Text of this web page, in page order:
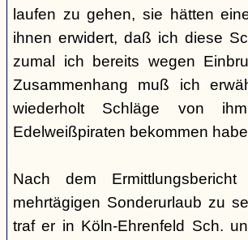
laufen zu gehen, sie hätten
ihnen erwidert, daß ich diese
zumal ich bereits wegen
Zusammenhang muß ich
wiederholt Schläge von
Edelweißpiraten bekommen
Nach dem
mehrtägigen Sonderurlaub zu
traf er in Köln-Ehrenfeld Sch.